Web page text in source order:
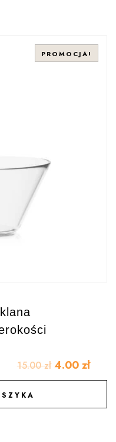
PROMOCJA!
15.00zł 4.00 zł